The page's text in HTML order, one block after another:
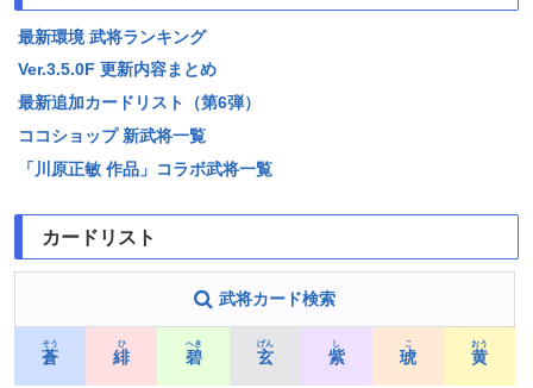
最新環境 武将ランキング
Ver.3.5.0F 更新内容まとめ
最新追加カードリスト（第6弾）
ココショップ 新武将一覧
「川原正敏 作品」コラボ武将一覧
カードリスト
武将カード検索
蒼
そう
緋
ひ
碧
へき
玄
げん
紫
し
琥
こ
黄
おう